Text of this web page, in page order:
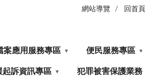
網站導覽 回首頁
案應用服務專區 便民服務專區
起訴資訊專區 犯罪被害保護業務